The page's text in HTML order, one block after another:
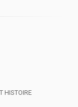
HISTOIRE